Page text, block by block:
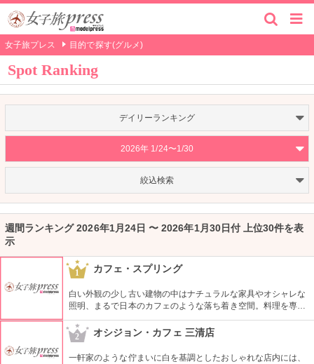
女子旅プレス 目的で探す(グルメ)
Spot Ranking
デイリーランキング
2026年 1/24〜1/30
絞込検索
週間ランキング 2026年1月24日 〜 2026年1月30日付 上位30件を表
示
1 カフェ・スプリング
白い外観の少し古い建物の中はナチュラルな家具やオシャレな
照明、まるで日本のカフェのような落ち着き空間。料理を専門
的に勉強したオーナーが作り出すホームメイドなメニューは、
どれもほっとする味わいのものばかり。
2 オシジョン・カフェ 三清店
一軒家のような佇まいに白を基調としたおしゃれな店内には、